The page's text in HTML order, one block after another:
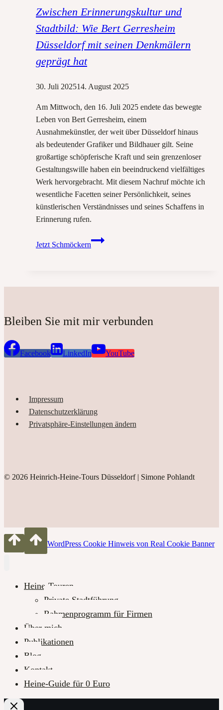
Zwischen Erinnerungskultur und
Stadtbild: Wie Bert Gerresheim
Düsseldorf mit seinen Denkmälern
geprägt hat
30. Juli 202514. August 2025
Am Mittwoch, den 16. Juli 2025 endete das bewegte
Leben von Bert Gerresheim, einem
Ausnahmekünstler, der weit über Düsseldorf hinaus
als bedeutender Grafiker und Bildhauer gilt. Seine
großartige schöpferische Kraft und sein grenzenloser
Gestaltungswille haben ein beeindruckend vielfältiges
Werk hervorgebracht. Mit diesem Nachruf möchte ich
wesentliche Facetten seiner Persönlichkeit, seines
künstlerischen Verständnisses und seines Schaffens in
Erinnerung rufen.
Jetzt Schmöckern
Zwischen
Wie
Düsseldorf
seinen
Bleiben Sie mit mir verbunden
Facebook LinkedIn YouTube
Impressum
Datenschutzerklärung
Privatsphäre-Einstellungen ändern
© 2026 Heinrich-Heine-Tours Düsseldorf | Simone Pohlandt
WordPress Cookie Hinweis von Real Cookie Banner
Heine-Touren
Private Stadtführung
Rahmenprogramm für Firmen
Über mich
Publikationen
Blog
Kontakt
Heine-Guide für 0 Euro